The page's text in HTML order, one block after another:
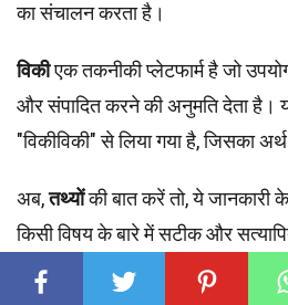
का संचालन करता है।
विकीएक तकनीकी प्लेटफार्म है जो
और संपादित करने की अनुमति देता है।
"विकीविकी" से लिया गया है, जिसका
अब,तथ्योंकी बात करें तो, ये जानकारी
किसी विषय के बारे में सटीक और
इस ब्लॉग में, हम इन सभी पहलुओं को